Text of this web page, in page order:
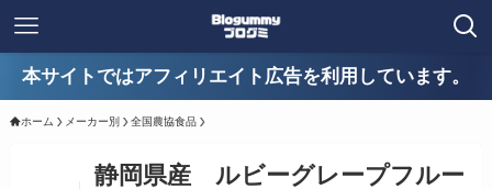
本サイトではアフィリエイト広告を利用しています。
ホーム メーカー別 全国農協食品
静岡県産 ルビーグレープフルー